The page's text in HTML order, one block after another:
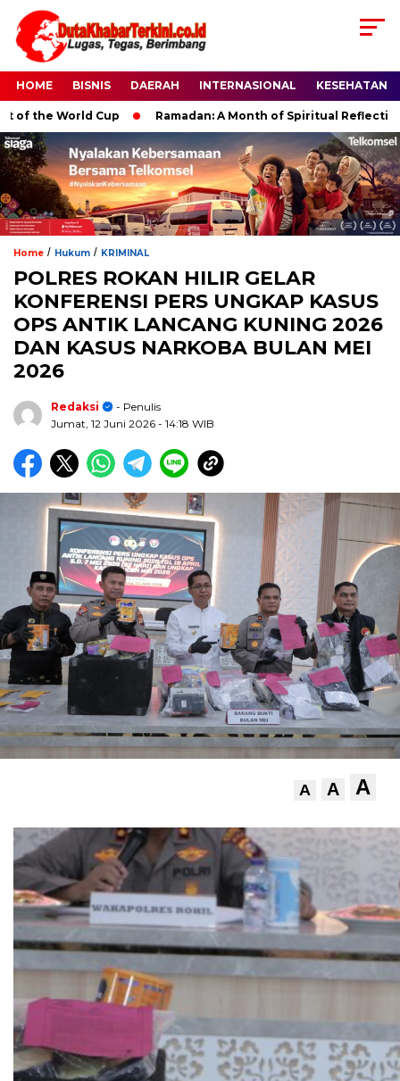
HOME BISNIS DAERAH INTERNASIONAL KESEHATAN
Cup Ramadan: A Month of Spiritual Reflection,
Home / Hukum / KRIMINAL
POLRES ROKAN HILIR GELAR
KONFERENSI PERS UNGKAP KASUS
OPS ANTIK LANCANG KUNING 2026
DAN KASUS NARKOBA BULAN MEI
2026
Redaksi
- Penulis
Jumat, 12 Juni 2026 - 14:18 WIB
A A A